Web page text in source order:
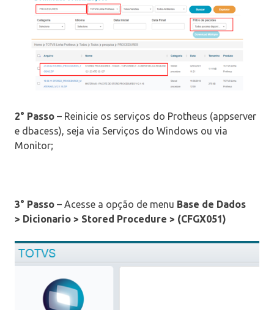
2° Passo – Reinicie os serviços do Protheus (appserver
e dbacess), seja via Serviços do Windows ou via
Monitor;
3° Passo – Acesse a opção de menu Base de Dados
> Dicionario > Stored Procedure > (CFGX051)